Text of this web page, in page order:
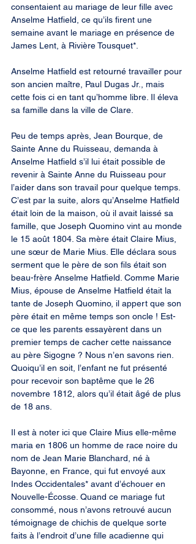
consentaient au mariage de leur fille avec
Anselme Hatfield, ce qu’ils firent une
semaine avant le mariage en présence de
James Lent, à Rivière Tousquet*.
Anselme Hatfield est retourné travailler pour
son ancien maître, Paul Dugas Jr., mais
cette fois ci en tant qu’homme libre. Il éleva
sa famille dans la ville de Clare.
Peu de temps après, Jean Bourque, de
Sainte Anne du Ruisseau, demanda à
Anselme Hatfield s’il lui était possible de
revenir à Sainte Anne du Ruisseau pour
l’aider dans son travail pour quelque temps.
C’est par la suite, alors qu’Anselme Hatfield
était loin de la maison, où il avait laissé sa
famille, que Joseph Quomino vint au monde
le 15 août 1804. Sa mère était Claire Mius,
une sœur de Marie Mius. Elle déclara sous
serment que le père de son fils était son
beau-frère Anselme Hatfield. Comme Marie
Mius, épouse de Anselme Hatfield était la
tante de Joseph Quomino, il appert que son
père était en même temps son oncle ! Est-
ce que les parents essayèrent dans un
premier temps de cacher cette naissance
au père Sigogne ? Nous n’en savons rien.
Quoiqu’il en soit, l’enfant ne fut présenté
pour recevoir son baptême que le 26
novembre 1812, alors qu’il était âgé de plus
de 18 ans.
Il est à noter ici que Claire Mius elle-même
maria en 1806 un homme de race noire du
nom de Jean Marie Blanchard, né à
Bayonne, en France, qui fut envoyé aux
Indes Occidentales* avant d’échouer en
Nouvelle-Écosse. Quand ce mariage fut
consommé, nous n’avons retrouvé aucun
témoignage de chichis de quelque sorte
faits à l’endroit d’une fille acadienne qui